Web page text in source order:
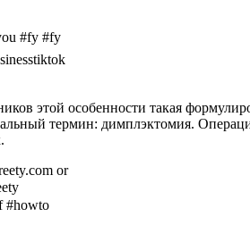
#fy #fy
этой особенности такая
термин: димплэктомия.
or
#howto